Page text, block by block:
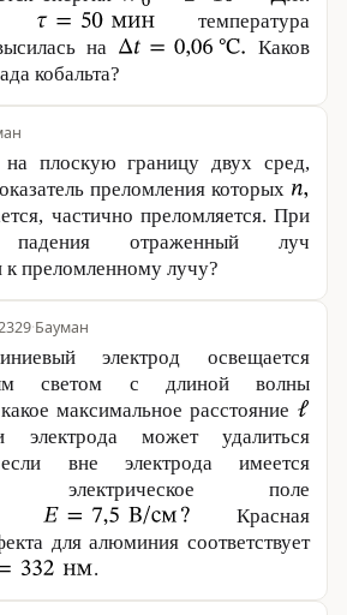
температура
на
Каков
кобальта?
плоскую границу двух сред,
преломления которых
частично преломляется. При
отраженный луч
к преломленному лучу?
·Бауман
электрод освещается
светом с длиной волны
максимальное расстояние
электрода может удалиться
если вне электрода имеется
электрическое поле
Красная
для алюминия соответствует
.